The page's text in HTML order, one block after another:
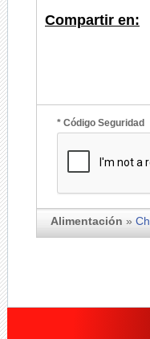
Compartir en:
* Código Seguridad
Alimentación »